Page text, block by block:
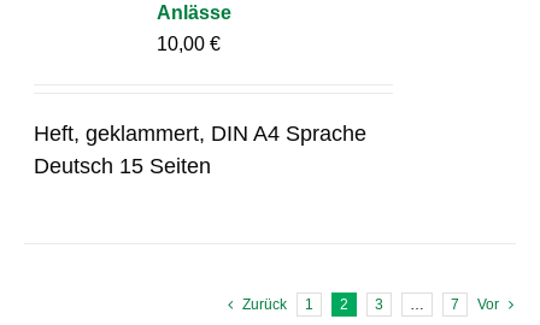
Anlässe
10,00€
Heft, geklammert, DIN A4 Sprache
Deutsch 15 Seiten
Zurück 1 2 3 7 Vor